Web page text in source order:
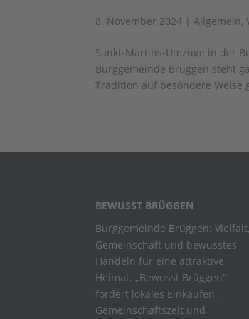
8. November 2024 |Allgemein,
Sankt-Martins-Umzüge in der
Burggemeinde Brüggen steht
Tradition auf besondere Weise
BEWUSST BRÜGGEN
Burggemeinde Brüggen: Vielfalt,
Gemeinschaft und bewusstes
Handeln für eine attraktive
Heimat. „Bewusst Brüggen“
fördert lokales Einkaufen,
Gemeinschaftszeit und